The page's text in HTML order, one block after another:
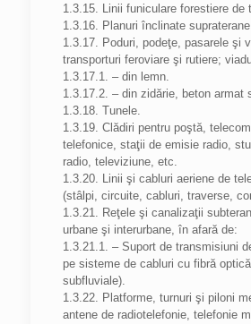
1.3.15. Linii funiculare forestiere de
1.3.16. Planuri înclinate
1.3.17. Poduri, podeţe, pasarele şi
transporturi feroviare şi rutiere;
1.3.17.1. – din lemn.
1.3.17.2. – din zidărie, beton armat
1.3.18. Tunele.
1.3.19. Clădiri pentru poştă,
telefonice, staţii de emisie radio,
radio, televiziune, etc.
1.3.20. Linii şi cabluri aeriene de
(stâlpi, circuite, cabluri, traverse,
1.3.21. Reţele şi canalizaţii
urbane şi interurbane, în afară de:
1.3.21.1. – Suport de transmisiuni
pe sisteme de cabluri cu fibră
subfluviale).
1.3.22. Platforme, turnuri şi piloni
antene de radiotelefonie, telefonie